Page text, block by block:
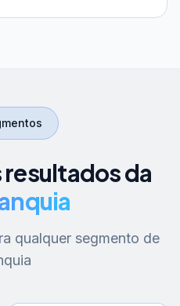
da
qualquer segmento de